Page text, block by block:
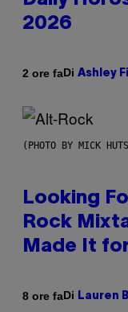
2026
2 ore faDi Ashley
(PHOTO BY MICK
Looking
Rock
Made It
8 ore faDi Lauren